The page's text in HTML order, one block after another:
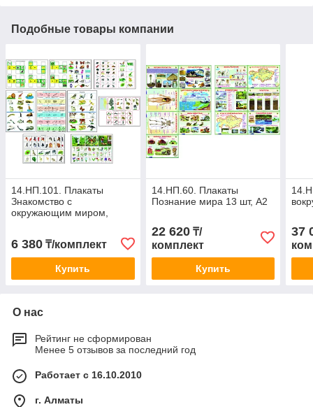
Подобные товары компании
14.НП.101. Плакаты
Знакомство с
окружающим миром,
6 380 ₸/комплект
Купить
14.НП.60. Плакаты
Познание мира 13 шт, А2
22 620₸/
комплект
Купить
37
О нас
Рейтинг не сформирован
Менее 5 отзывов за последний год
Работает с 16.10.2010
г. Алматы